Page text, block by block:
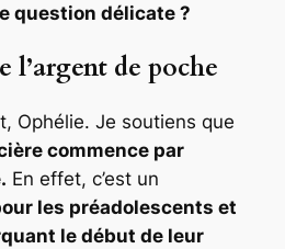
question délicate ?
l’argent de poche
Ophélie. Je soutiens que
commence par
En effet, c’est un
les préadolescents et
le début de leur